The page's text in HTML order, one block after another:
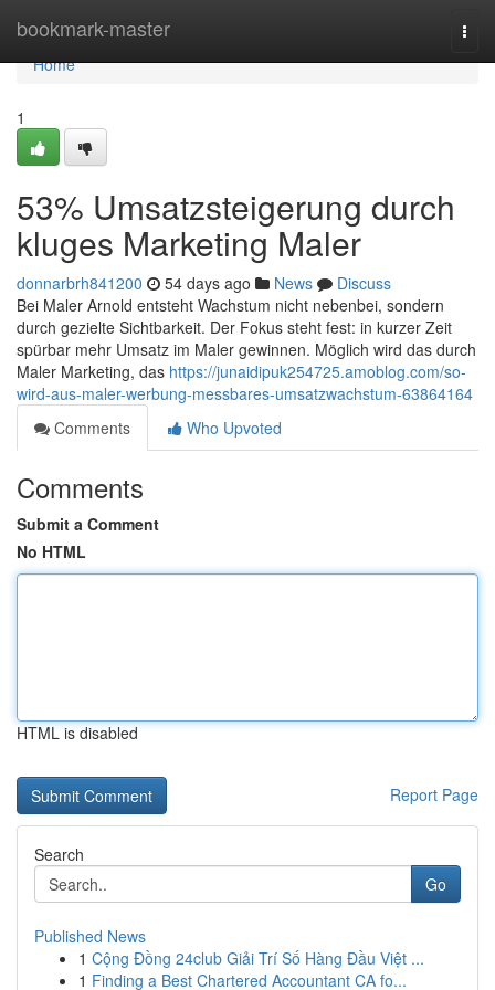
bookmark-master
Home
Home
1
53% Umsatzsteigerung durch
kluges Marketing Maler
donnarbrh841200 54 days ago News
Discuss
Bei Maler Arnold entsteht Wachstum nicht nebenbei, sondern
durch gezielte Sichtbarkeit. Der Fokus steht fest: in kurzer Zeit
spürbar mehr Umsatz im Maler gewinnen. Möglich wird das durch
Maler Marketing, das https://junaidipuk254725.amoblog.com/so-
wird-aus-maler-werbung-messbares-umsatzwachstum-63864164
Comments
Who Upvoted
Comments
Submit a Comment
No HTML
HTML is disabled
Report Page
Search
Go
Published News
1 Cộng Đồng 24club Giải Trí Số Hàng Đầu Việt ...
1 Finding a Best Chartered Accountant CA fo...